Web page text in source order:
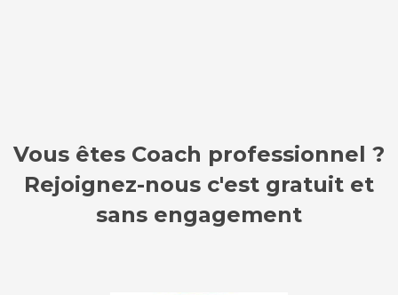
Vous êtes Coach professionnel ?
Rejoignez-nous c'est gratuit et
sans engagement